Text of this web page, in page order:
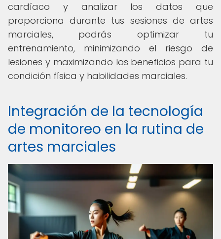
cardíaco y analizar los datos que
proporciona durante tus sesiones de artes
marciales, podrás optimizar tu
entrenamiento, minimizando el riesgo de
lesiones y maximizando los beneficios para tu
condición física y habilidades marciales.
Integración de la tecnología
de monitoreo en la rutina de
artes marciales